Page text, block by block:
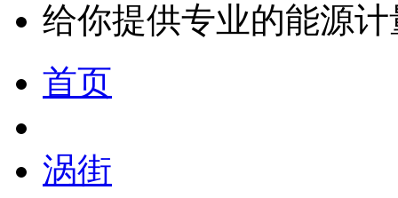
给你提供专业的能源
首页
涡街